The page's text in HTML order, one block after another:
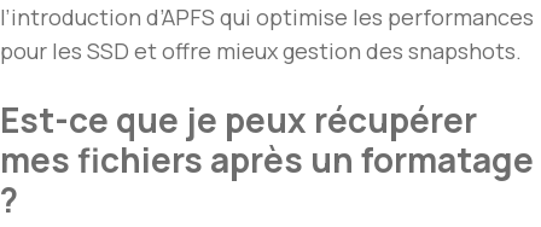
l’introduction d’APFS qui optimise les performances
pour les SSD et offre mieux gestion des snapshots.
Est-ce que je peux récupérer
mes fichiers après un formatage
?